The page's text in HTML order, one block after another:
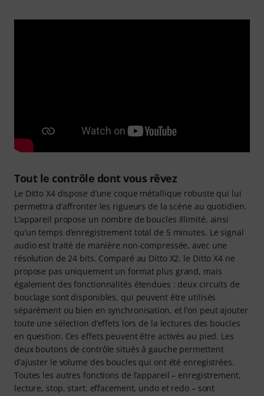
Tout le contrôle dont vous rêvez
Le Ditto X4 dispose d’une coque métallique robuste qui lui
permettra d’affronter les rigueurs de la scène au quotidien.
L’appareil propose un nombre de boucles illimité, ainsi
qu’un temps d’enregistrement total de 5 minutes. Le signal
audio est traité de manière non-compressée, avec une
résolution de 24 bits. Comparé au Ditto X2, le Ditto X4 ne
propose pas uniquement un format plus grand, mais
également des fonctionnalités étendues : deux circuits de
bouclage sont disponibles, qui peuvent être utilisés
séparément ou bien en synchronisation, et l’on peut ajouter
toute une sélection d’effets lors de la lectures des boucles
en question. Ces effets peuvent être activés au pied. Les
deux boutons de contrôle situés à gauche permettent
d’ajuster le volume des boucles qui ont été enregistrées.
Toutes les autres fonctions de l’appareil – enregistrement,
lecture, stop, start, effacement, undo et redo – sont